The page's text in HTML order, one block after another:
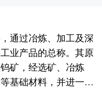
项法律文书的成文；
个完善、操作性强并
收购计划，在收购方
划。
发展的软环境和硬环
引和鼓励大量企业进
和发挥产业集群效应
势、市场优势、创
在内的产业集群效应
一数据波动的背后，
现的结果。 展望未
制氢”等新模式的推
优化，国内光伏装机
也面临结构性挑战：
、电力等领域的低碳
生能源间歇性的不
展初期投入风险资
过市场退出机制将所
资金形态，以收回投
通过冶炼、加工及深
业产品的总称。其原
矿，经选矿、冶炼
基础材料，并进一步